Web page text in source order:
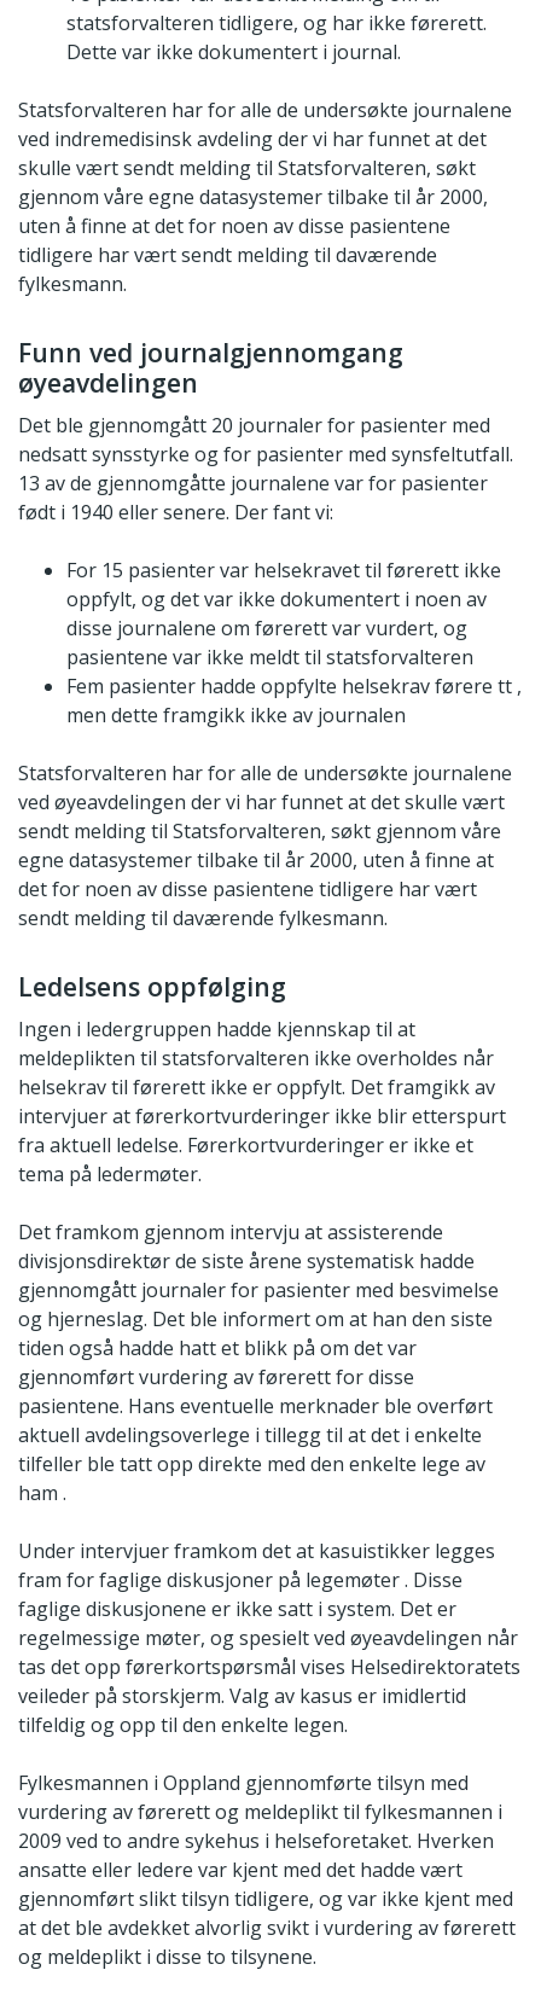
statsforvalteren tidligere, og har ikke førerett.
Dette var ikke dokumentert i journal.
Statsforvalteren har for alle de undersøkte journalene
ved indremedisinsk avdeling der vi har funnet at det
skulle vært sendt melding til Statsforvalteren, søkt
gjennom våre egne datasystemer tilbake til år 2000,
uten å finne at det for noen av disse pasientene
tidligere har vært sendt melding til daværende
fylkesmann.
Funn ved journalgjennomgang
øyeavdelingen
Det ble gjennomgått 20 journaler for pasienter med
nedsatt synsstyrke og for pasienter med synsfeltutfall.
13 av de gjennomgåtte journalene var for pasienter
født i 1940 eller senere. Der fant vi:
For 15 pasienter var helsekravet til førerett ikke
oppfylt, og det var ikke dokumentert i noen av
disse journalene om førerett var vurdert, og
pasientene var ikke meldt til statsforvalteren
Fem pasienter hadde oppfylte helsekrav førere tt ,
men dette framgikk ikke av journalen
Statsforvalteren har for alle de undersøkte journalene
ved øyeavdelingen der vi har funnet at det skulle vært
sendt melding til Statsforvalteren, søkt gjennom våre
egne datasystemer tilbake til år 2000, uten å finne at
det for noen av disse pasientene tidligere har vært
sendt melding til daværende fylkesmann.
Ledelsens oppfølging
Ingen i ledergruppen hadde kjennskap til at
meldeplikten til statsforvalteren ikke overholdes når
helsekrav til førerett ikke er oppfylt. Det framgikk av
intervjuer at førerkortvurderinger ikke blir etterspurt
fra aktuell ledelse. Førerkortvurderinger er ikke et
tema på ledermøter.
Det framkom gjennom intervju at assisterende
divisjonsdirektør de siste årene systematisk hadde
gjennomgått journaler for pasienter med besvimelse
og hjerneslag. Det ble informert om at han den siste
tiden også hadde hatt et blikk på om det var
gjennomført vurdering av førerett for disse
pasientene. Hans eventuelle merknader ble overført
aktuell avdelingsoverlege i tillegg til at det i enkelte
tilfeller ble tatt opp direkte med den enkelte lege av
ham .
Under intervjuer framkom det at kasuistikker legges
fram for faglige diskusjoner på legemøter . Disse
faglige diskusjonene er ikke satt i system. Det er
regelmessige møter, og spesielt ved øyeavdelingen når
tas det opp førerkortspørsmål vises Helsedirektoratets
veileder på storskjerm. Valg av kasus er imidlertid
tilfeldig og opp til den enkelte legen.
Fylkesmannen i Oppland gjennomførte tilsyn med
vurdering av førerett og meldeplikt til fylkesmannen i
2009 ved to andre sykehus i helseforetaket. Hverken
ansatte eller ledere var kjent med det hadde vært
gjennomført slikt tilsyn tidligere, og var ikke kjent med
at det ble avdekket alvorlig svikt i vurdering av førerett
og meldeplikt i disse to tilsynene.